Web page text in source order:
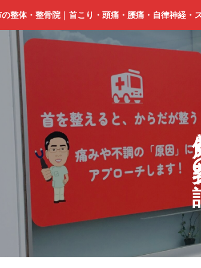
整体・整骨院｜首こり・頭痛・腰痛・自律神経